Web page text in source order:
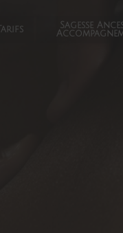
Tarifs
Sagesse